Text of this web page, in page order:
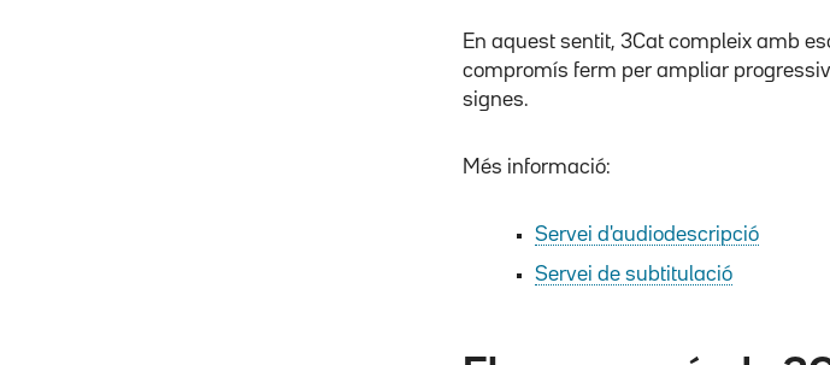
En aquest sentit, 3Cat compleix amb
compromís ferm per ampliar
signes.
Més informació:
Servei d'audiodescripció
Servei de subtitulació